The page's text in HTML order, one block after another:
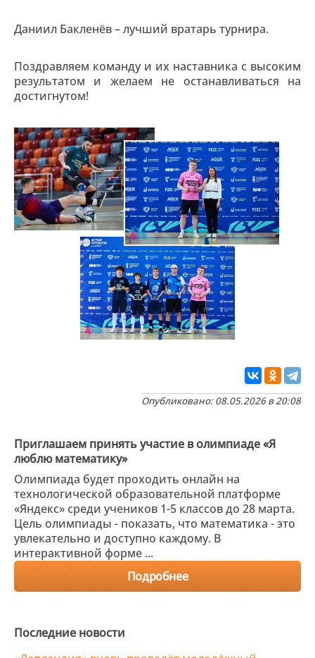
Даниил Бакленёв – лучший вратарь турнира.
Поздравляем команду и их наставника с высоким
результатом и желаем не останавливаться на
достигнутом!
Опубликовано: 08.05.2026 в 20:08
Приглашаем принять участие в олимпиаде «Я
люблю математику»
Олимпиада будет проходить онлайн на
технологической образовательной платформе
«Яндекс» среди учеников 1-5 классов до 28 марта.
Цель олимпиады - показать, что математика - это
увлекательно и доступно каждому. В
интерактивной форме ...
Подробнее
Последние новости